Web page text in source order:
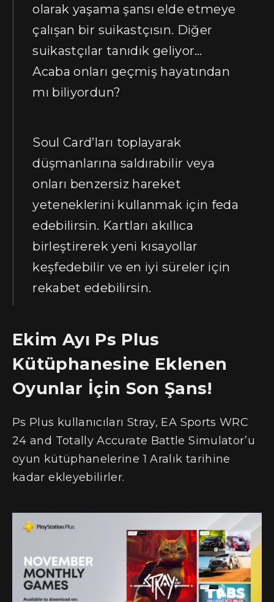
olarak yaşama şansı elde etmeye
çalışan bir suikastçısın. Diğer
suikastçılar tanıdık geliyor…
Acaba onları geçmiş hayatından
mı biliyordun?
Soul Card’ları toplayarak
düşmanlarına saldırabilir veya
onları benzersiz hareket
yeteneklerini kullanmak için feda
edebilirsin. Kartları akıllıca
birleştirerek yeni kısayollar
keşfedebilir ve en iyi süreler için
rekabet edebilirsin.
Ekim Ayı Ps Plus
Kütüphanesine Eklenen
Oyunlar İçin Son Şans!
Ps Plus kullanıcıları Stray, EA Sports WRC
24 and Totally Accurate Battle Simulator’u
oyun kütüphanelerine 1 Aralık tarihine
kadar ekleyebilirler.